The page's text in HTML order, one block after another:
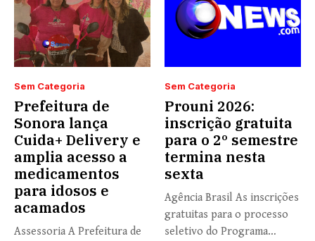
Sem Categoria
Prefeitura de
Sonora lança
Cuida+ Delivery e
amplia acesso a
medicamentos
para idosos e
acamados
Assessoria A Prefeitura de
Sem Categoria
Prouni 2026:
inscrição gratuita
para o 2º semestre
termina nesta
sexta
Agência Brasil As inscrições
gratuitas para o processo
seletivo do Programa